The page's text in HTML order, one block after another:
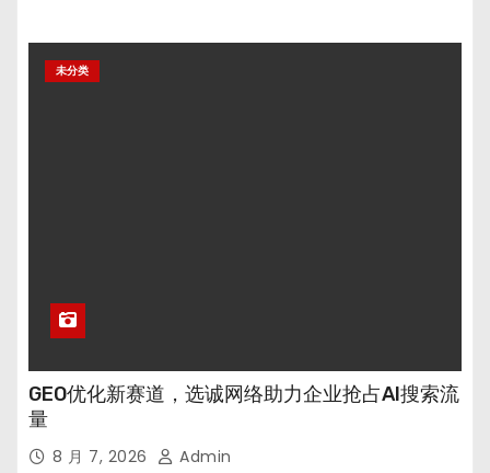
未分类
GEO优化新赛道，选诚网络助力企业抢占AI搜索流
量
8 月 7, 2026 Admin